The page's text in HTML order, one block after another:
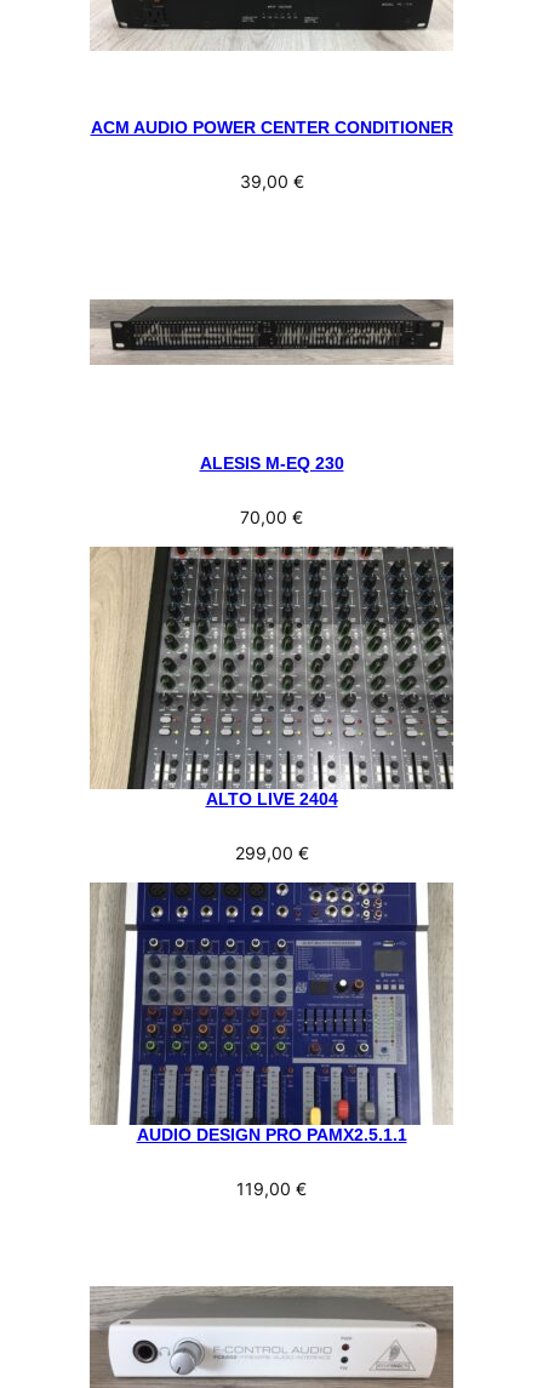
ACM AUDIO POWER CENTER CONDITIONER
39,00 €
ALESIS M-EQ 230
70,00 €
ALTO LIVE 2404
299,00 €
AUDIO DESIGN PRO PAMX2.5.1.1
119,00 €